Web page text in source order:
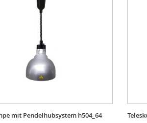
mit Pendelhubsystem h504_64